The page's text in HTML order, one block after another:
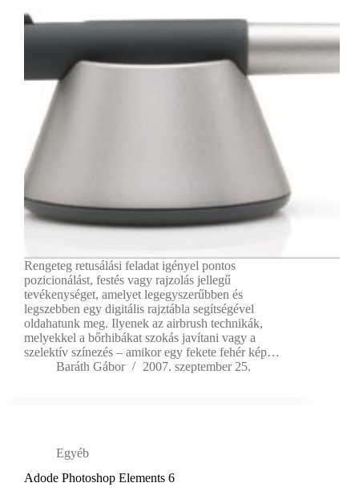
Rengeteg retusálási feladat igényel pontos
pozicionálást, festés vagy rajzolás jellegű
tevékenységet, amelyet legegyszerűbben és
legszebben egy digitális rajztábla segítségével
oldahatunk meg. Ilyenek az airbrush technikák,
melyekkel a bőrhibákat szokás javítani vagy a
szelektív színezés – amikor egy fekete fehér kép…
Baráth Gábor
2007. szeptember 25.
Egyéb
Adode Photoshop Elements 6